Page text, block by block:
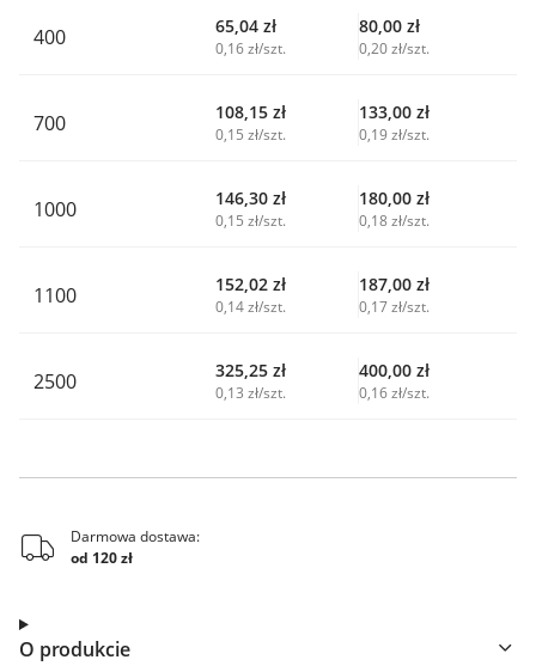
400 65,04 zł
0,16 zł/szt.
80,00 zł
0,20 zł/szt.
700 108,15 zł
0,15 zł/szt.
133,00 zł
0,19 zł/szt.
1000 146,30 zł
0,15 zł/szt.
180,00 zł
0,18 zł/szt.
1100 152,02 zł
0,14 zł/szt.
187,00 zł
0,17 zł/szt.
2500 325,25 zł
0,13 zł/szt.
400,00 zł
0,16 zł/szt.
Darmowa dostawa:
od 120 zł
O produkcie